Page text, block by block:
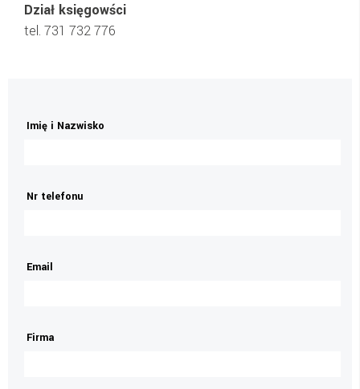
Dział księgowści
tel. 731 732 776
Imię i Nazwisko
Nr telefonu
Email
Firma